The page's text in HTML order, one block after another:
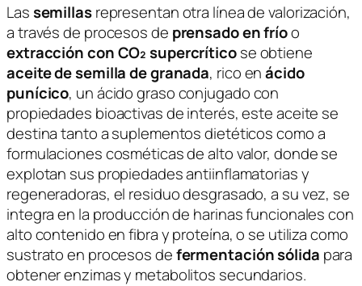
Lassemillasrepresentan otra línea de valorización,
a través de procesos de prensado en fríoo
extracción con CO₂ supercríticose obtiene
aceite de semilla de granada, rico enácido
punícico, un ácido graso conjugado con
propiedades bioactivas de interés, este aceite se
destina tanto a suplementos dietéticos como a
formulaciones cosméticas de alto valor, donde se
explotan sus propiedades antiinflamatorias y
regeneradoras, el residuo desgrasado, a su vez, se
integra en la producción de harinas funcionales con
alto contenido en fibra y proteína, o se utiliza como
sustrato en procesos defermentación sólida para
obtener enzimas y metabolitos secundarios.